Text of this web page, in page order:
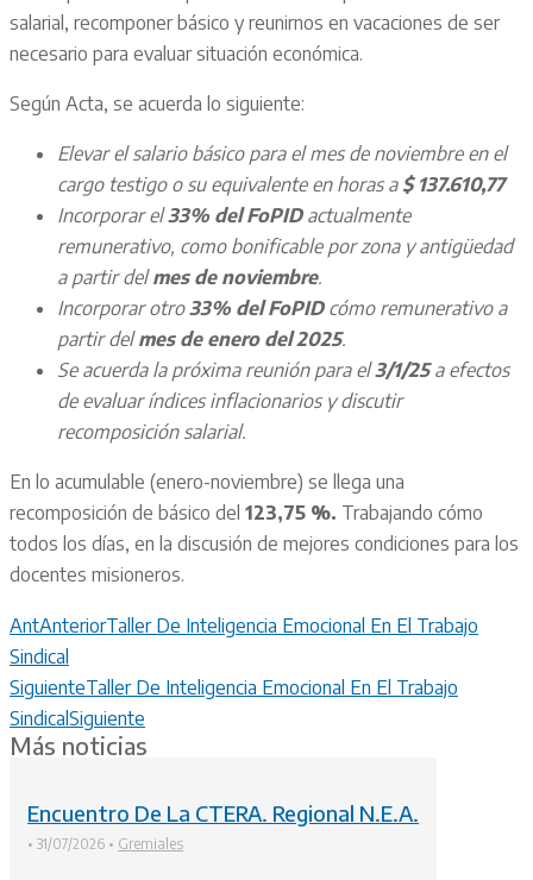
salarial, recomponer básico y reunirnos en vacaciones de ser
necesario para evaluar situación económica.
Según Acta, se acuerda lo siguiente:
Elevar el salario básico para el mes de noviembre en el
cargo testigo o su equivalente en horas a $ 137.610,77
Incorporar el33% del FoPIDactualmente
remunerativo, como bonificable por zona y antigüedad
a partir delmes de noviembre.
Incorporar otro33% del FoPIDcómo remunerativo a
partir delmes de enero del 2025.
Se acuerda la próxima reunión para el3/1/25a efectos
de evaluar índices inflacionarios y discutir
recomposición salarial.
En lo acumulable (enero-noviembre) se llega una
recomposición de básico del 123,75 %. Trabajando cómo
todos los días, en la discusión de mejores condiciones para los
docentes misioneros.
AntAnteriorTaller De Inteligencia Emocional En El Trabajo
Sindical
SiguienteTaller De Inteligencia Emocional En El Trabajo
SindicalSiguiente
Más noticias
Encuentro De La CTERA. Regional N.E.A.
• 31/07/2026 • Gremiales